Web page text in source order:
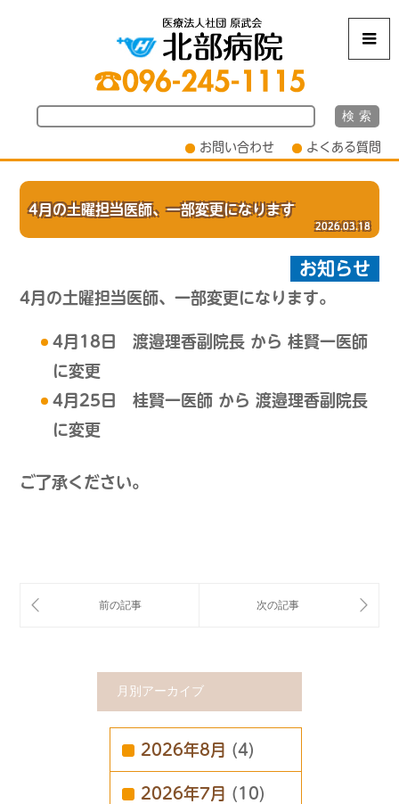
よくある質問
お問い合わせ
4月の土曜担当医師、一部変更になります
2026.03.18
お知らせ
4月の土曜担当医師、一部変更になります。
4月18日 渡邉理香副院長 から 桂賢一医師
に変更
4月25日 桂賢一医師 から 渡邉理香副院長
に変更
ご了承ください。
月別アーカイブ
2026年8月 (4)
2026年7月 (10)